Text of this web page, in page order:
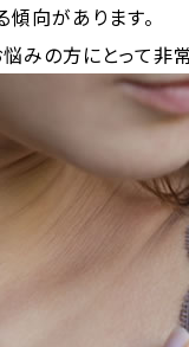
向があります。
みの方にとって非